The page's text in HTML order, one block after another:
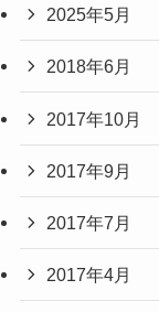
2025年5月
2018年6月
2017年10月
2017年9月
2017年7月
2017年4月